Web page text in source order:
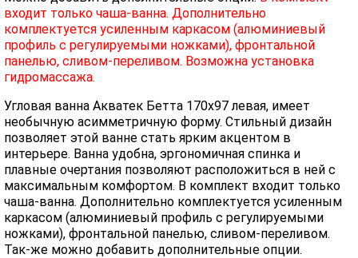
входит только чаша-ванна. Дополнительно
комплектуется усиленным каркасом (алюминиевый
профиль с регулируемыми ножками), фронтальной
панелью, сливом-переливом. Возможна установка
гидромассажа.
Угловая ванна Акватек Бетта 170х97 левая, имеет
необычную асимметричную форму. Стильный дизайн
позволяет этой ванне стать ярким акцентом в
интерьере. Ванна удобна, эргономичная спинка и
плавные очертания позволяют расположиться в ней с
максимальным комфортом. В комплект входит только
чаша-ванна. Дополнительно комплектуется усиленным
каркасом (алюминиевый профиль с регулируемыми
ножками), фронтальной панелью, сливом-переливом.
Так-же можно добавить дополнительные опции.